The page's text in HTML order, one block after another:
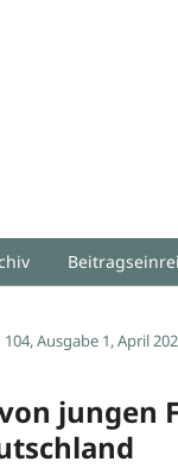
104, Ausgabe 1, April
jungen